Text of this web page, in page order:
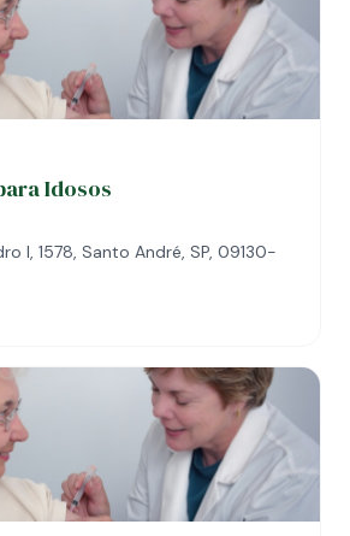
Idosos
I, 1578, Santo André, SP, 09130-